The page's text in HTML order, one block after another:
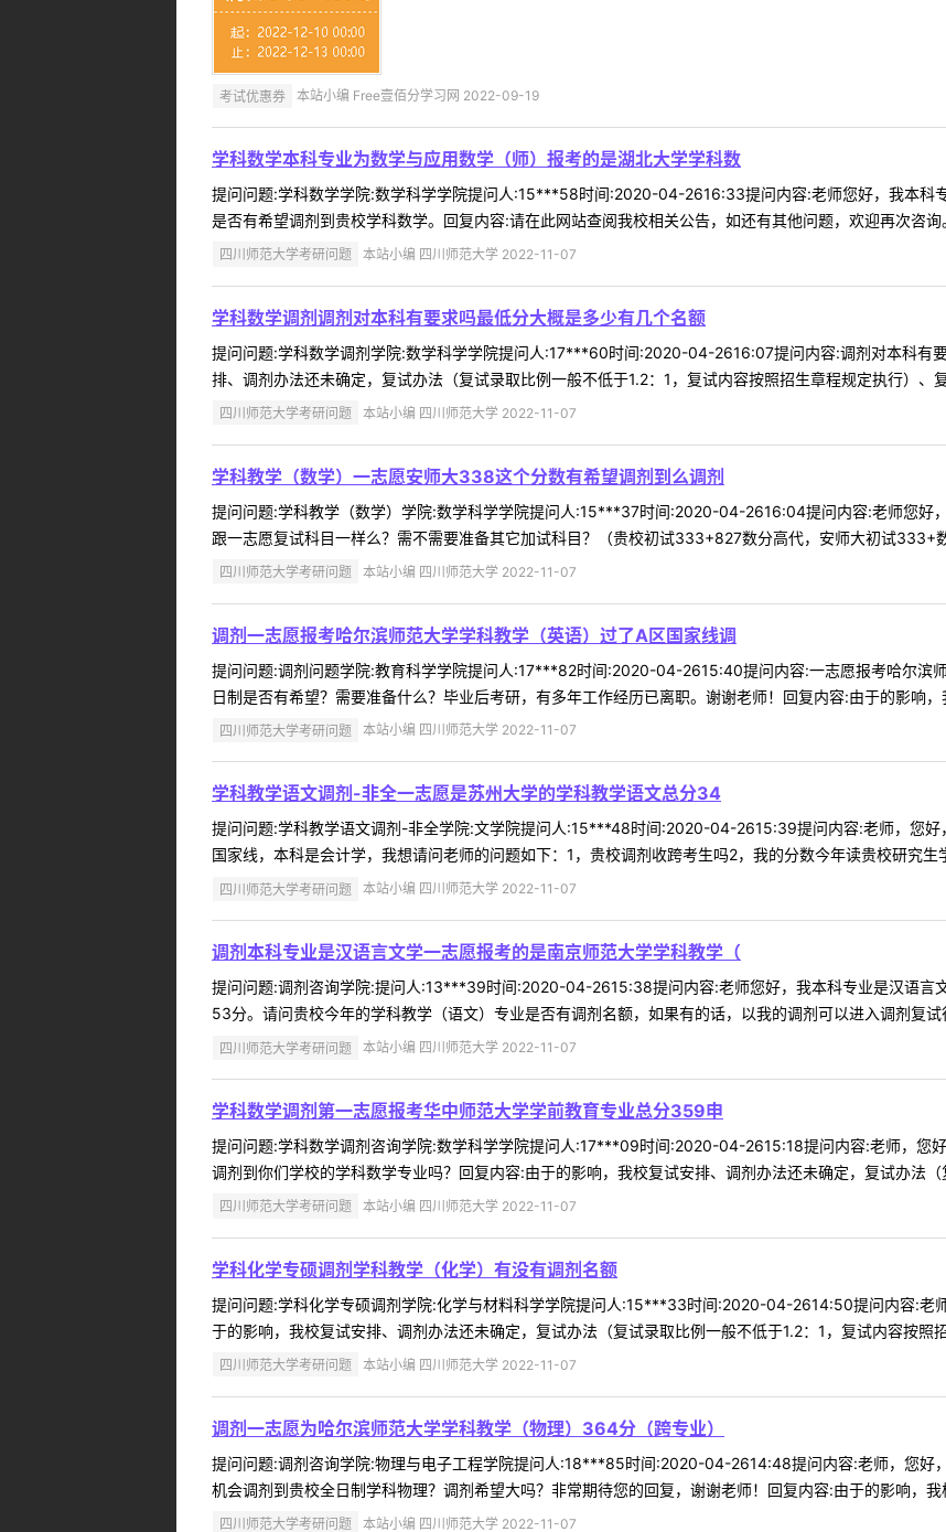
考试优惠券 本站小编 Free壹佰分学习网 2022-09-19
学科数学本科专业为数学与应用数学（师）报考的是湖北大学学科数
提问问题:学科数学学院:数学科学学院提问人:15***58时间:2020-04-2616:33提问内容:老师您好，我本科
是否有希望调剂到贵校学科数学。回复内容:请在此网站查阅我校相关公告，如还有其他问题，欢迎再次咨询
四川师范大学考研问题 本站小编 四川师范大学 2022-11-07
学科数学调剂调剂对本科有要求吗最低分大概是多少有几个名额
提问问题:学科数学调剂学院:数学科学学院提问人:17***60时间:2020-04-2616:07提问内容:调剂对本科有
排、调剂办法还未确定，复试办法（复试录取比例一般不低于1.2：1，复试内容按照招生章程规定执行）、
四川师范大学考研问题 本站小编 四川师范大学 2022-11-07
学科教学（数学）一志愿安师大338这个分数有希望调剂到么调剂
提问问题:学科教学（数学）学院:数学科学学院提问人:15***37时间:2020-04-2616:04提问内容:老师您好
跟一志愿复试科目一样么？需不需要准备其它加试科目？（贵校初试333+827数分高代，安师大初试333+
四川师范大学考研问题 本站小编 四川师范大学 2022-11-07
调剂一志愿报考哈尔滨师范大学学科教学（英语）过了A区国家线调
提问问题:调剂问题学院:教育科学学院提问人:17***82时间:2020-04-2615:40提问内容:一志愿报考哈尔滨
日制是否有希望？需要准备什么？毕业后考研，有多年工作经历已离职。谢谢老师！回复内容:由于的影响
四川师范大学考研问题 本站小编 四川师范大学 2022-11-07
学科教学语文调剂-非全一志愿是苏州大学的学科教学语文总分34
提问问题:学科教学语文调剂-非全学院:文学院提问人:15***48时间:2020-04-2615:39提问内容:老师，您
国家线，本科是会计学，我想请问老师的问题如下：1，贵校调剂收跨考生吗2，我的分数今年读贵校研究生
四川师范大学考研问题 本站小编 四川师范大学 2022-11-07
调剂本科专业是汉语言文学一志愿报考的是南京师范大学学科教学（
提问问题:调剂咨询学院:提问人:13***39时间:2020-04-2615:38提问内容:老师您好，我本科专业是汉语言
53分。请问贵校今年的学科教学（语文）专业是否有调剂名额，如果有的话，以我的调剂可以进入调剂复
四川师范大学考研问题 本站小编 四川师范大学 2022-11-07
学科数学调剂第一志愿报考华中师范大学学前教育专业总分359申
提问问题:学科数学调剂咨询学院:数学科学学院提问人:17***09时间:2020-04-2615:18提问内容:老师，您
调剂到你们学校的学科数学专业吗？回复内容:由于的影响，我校复试安排、调剂办法还未确定，复试办法
四川师范大学考研问题 本站小编 四川师范大学 2022-11-07
学科化学专硕调剂学科教学（化学）有没有调剂名额
提问问题:学科化学专硕调剂学院:化学与材料科学学院提问人:15***33时间:2020-04-2614:50提问内容:老
于的影响，我校复试安排、调剂办法还未确定，复试办法（复试录取比例一般不低于1.2：1，复试内容按照
四川师范大学考研问题 本站小编 四川师范大学 2022-11-07
调剂一志愿为哈尔滨师范大学学科教学（物理）364分（跨专业）
提问问题:调剂咨询学院:物理与电子工程学院提问人:18***85时间:2020-04-2614:48提问内容:老师，您好
机会调剂到贵校全日制学科物理？调剂希望大吗？非常期待您的回复，谢谢老师！回复内容:由于的影响，
四川师范大学考研问题 本站小编 四川师范大学 2022-11-07